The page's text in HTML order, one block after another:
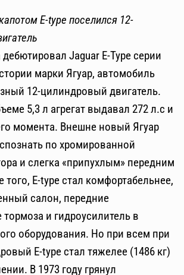
E-type поселился 12-
дебютировал Jaguar E-Type серии
марки Ягуар, автомобиль
12-цилиндровый двигатель.
5,3 л агрегат выдавал 272 л.с и
момента. Внешне новый Ягуар
по хромированной
и слегка «припухлым» передним
E-type стал комфортабельнее,
салон, передние
и гидроусилитель в
оборудования. Но при всем при
E-type стал тяжелее (1486 кг)
В 1973 году грянул